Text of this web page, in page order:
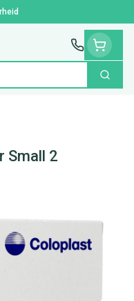
Zoek
Small 2